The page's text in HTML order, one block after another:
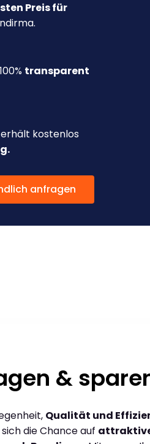
Preis für
transparent
kostenlos
anfragen
&
Qualität und
die Chance auf